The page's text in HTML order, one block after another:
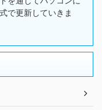
で更新していきま